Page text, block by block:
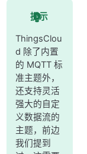
提示
ThingsClou
d 除了内置
的 MQTT 标
准主题外，
还支持灵活
强大的自定
义数据流的
主题，前边
我们提到